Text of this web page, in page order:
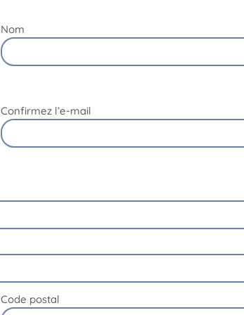
Nom
Confirmez l’e-mail
Code postal